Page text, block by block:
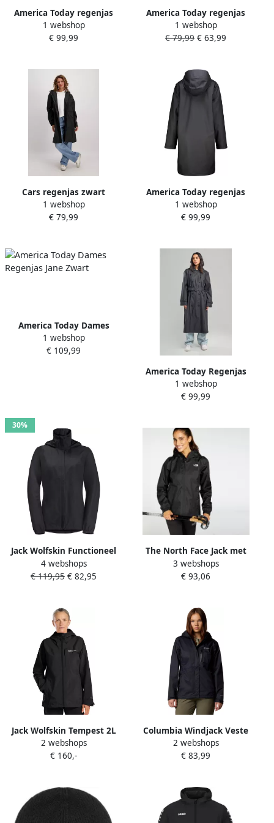
America Today regenjas
zwart
1 webshop
€ 99,99
America Today regenjas
zwart
1 webshop
€ 79,99 € 63,99
Cars regenjas zwart
1 webshop
€ 79,99
America Today regenjas
zwart
1 webshop
€ 99,99
America Today Dames
Regenjas Jane Zwart
1 webshop
€ 109,99
America Today Regenjas
Joan van polyester zwart
1 webshop
€ 99,99
30%
Jack Wolfskin Functioneel
jack STORMY POINT 2L JKT
W Waterdicht winddicht
4 webshops
€ 119,95 € 82,95
The North Face Jack met
capuchon waterdicht model
'W QUEST JACK'
3 webshops
€ 93,06
Jack Wolfskin Tempest 2L
Jacket Women Regenjack
Dames XXL black
2 webshops
€ 160,-
Columbia Windjack Veste
Pouring Adventure III
imperméable
2 webshops
€ 83,99